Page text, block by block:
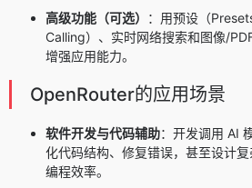
高级功能（可选）
：用预设（
Calling）、实时网络搜索和图像/
增强应用能力。
OpenRouter的应用场景
软件开发与代码辅助：开发调用 AI
化代码结构、修复错误，甚至设计
编程效率。